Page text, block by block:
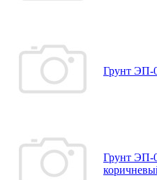
Грунт ЭП-
Грунт ЭП-